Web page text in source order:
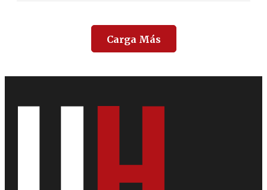
Carga Más